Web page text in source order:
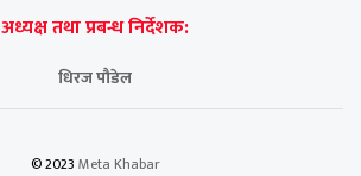
अध्यक्ष तथा प्रबन्ध निर्देशक:
धिरज पौडेल
© 2023 Meta Khabar